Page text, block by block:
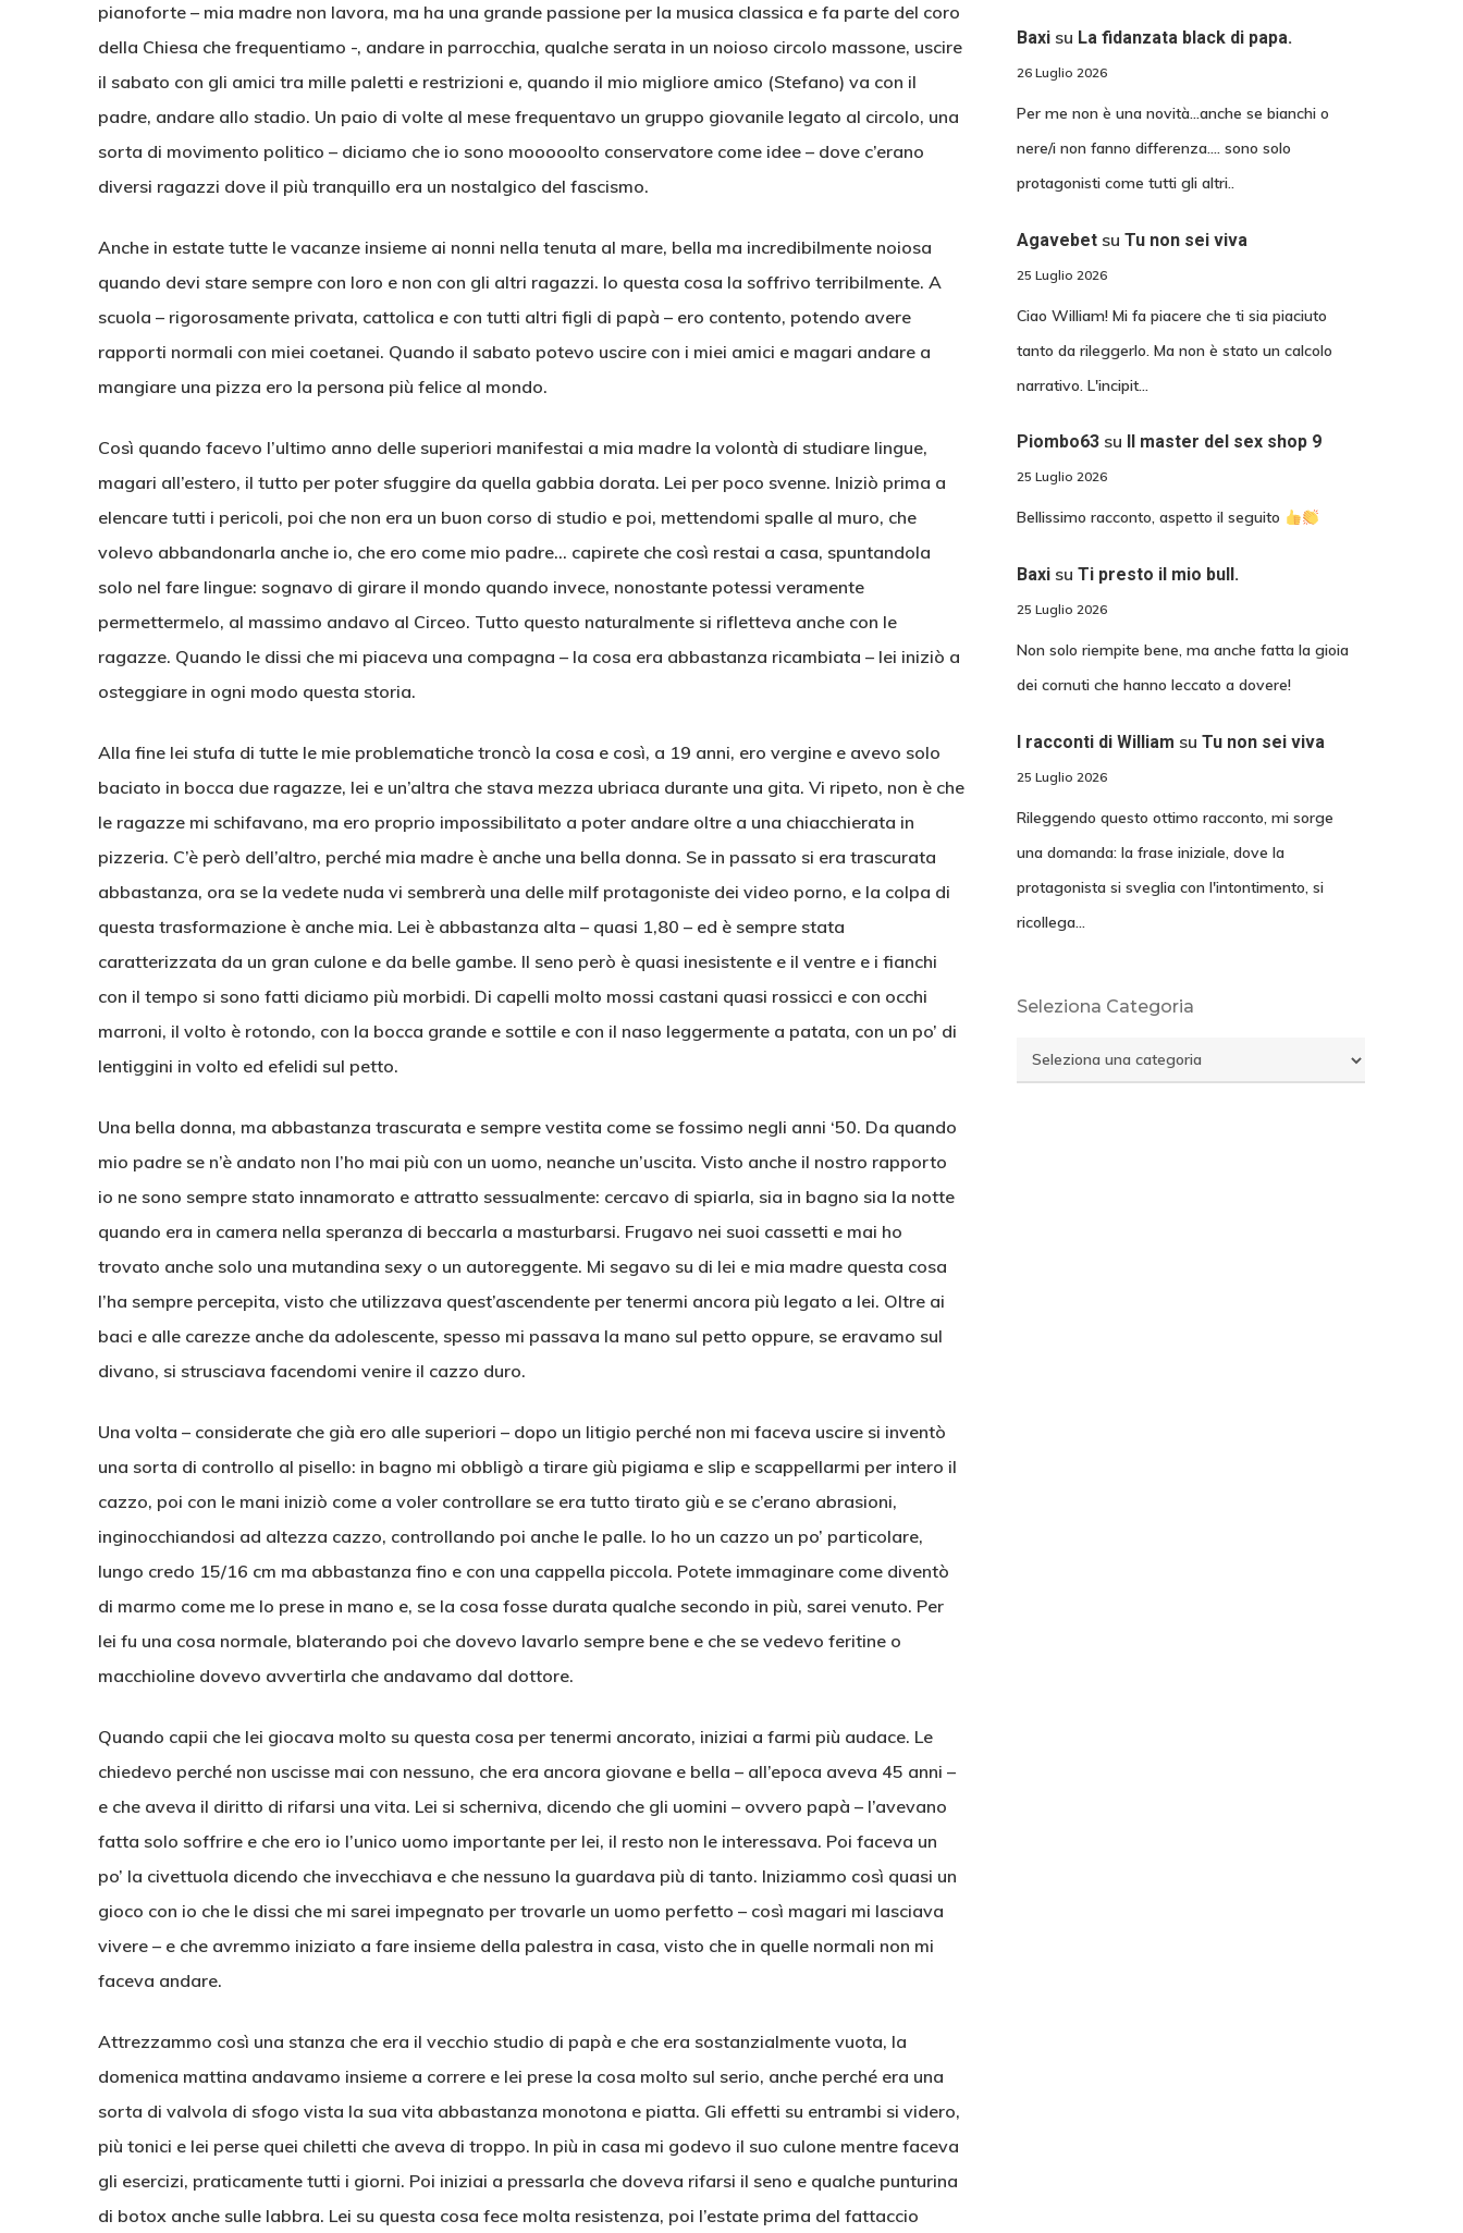
pianoforte – mia madre non lavora, ma ha una grande passione per la musica classica e fa parte del coro
della Chiesa che frequentiamo -, andare in parrocchia, qualche serata in un noioso circolo massone, uscire
il sabato con gli amici tra mille paletti e restrizioni e, quando il mio migliore amico (Stefano) va con il
padre, andare allo stadio. Un paio di volte al mese frequentavo un gruppo giovanile legato al circolo, una
sorta di movimento politico – diciamo che io sono mooooolto conservatore come idee – dove c’erano
diversi ragazzi dove il più tranquillo era un nostalgico del fascismo.
Anche in estate tutte le vacanze insieme ai nonni nella tenuta al mare, bella ma incredibilmente noiosa
quando devi stare sempre con loro e non con gli altri ragazzi. Io questa cosa la soffrivo terribilmente. A
scuola – rigorosamente privata, cattolica e con tutti altri figli di papà – ero contento, potendo avere
rapporti normali con miei coetanei. Quando il sabato potevo uscire con i miei amici e magari andare a
mangiare una pizza ero la persona più felice al mondo.
Così quando facevo l’ultimo anno delle superiori manifestai a mia madre la volontà di studiare lingue,
magari all’estero, il tutto per poter sfuggire da quella gabbia dorata. Lei per poco svenne. Iniziò prima a
elencare tutti i pericoli, poi che non era un buon corso di studio e poi, mettendomi spalle al muro, che
volevo abbandonarla anche io, che ero come mio padre… capirete che così restai a casa, spuntandola
solo nel fare lingue: sognavo di girare il mondo quando invece, nonostante potessi veramente
permettermelo, al massimo andavo al Circeo. Tutto questo naturalmente si rifletteva anche con le
ragazze. Quando le dissi che mi piaceva una compagna – la cosa era abbastanza ricambiata – lei iniziò a
osteggiare in ogni modo questa storia.
Alla fine lei stufa di tutte le mie problematiche troncò la cosa e così, a 19 anni, ero vergine e avevo solo
baciato in bocca due ragazze, lei e un’altra che stava mezza ubriaca durante una gita. Vi ripeto, non è che
le ragazze mi schifavano, ma ero proprio impossibilitato a poter andare oltre a una chiacchierata in
pizzeria. C’è però dell’altro, perché mia madre è anche una bella donna. Se in passato si era trascurata
abbastanza, ora se la vedete nuda vi sembrerà una delle milf protagoniste dei video porno, e la colpa di
questa trasformazione è anche mia. Lei è abbastanza alta – quasi 1,80 – ed è sempre stata
caratterizzata da un gran culone e da belle gambe. Il seno però è quasi inesistente e il ventre e i fianchi
con il tempo si sono fatti diciamo più morbidi. Di capelli molto mossi castani quasi rossicci e con occhi
marroni, il volto è rotondo, con la bocca grande e sottile e con il naso leggermente a patata, con un po’ di
lentiggini in volto ed efelidi sul petto.
Una bella donna, ma abbastanza trascurata e sempre vestita come se fossimo negli anni ‘50. Da quando
mio padre se n’è andato non l’ho mai più con un uomo, neanche un’uscita. Visto anche il nostro rapporto
io ne sono sempre stato innamorato e attratto sessualmente: cercavo di spiarla, sia in bagno sia la notte
quando era in camera nella speranza di beccarla a masturbarsi. Frugavo nei suoi cassetti e mai ho
trovato anche solo una mutandina sexy o un autoreggente. Mi segavo su di lei e mia madre questa cosa
l’ha sempre percepita, visto che utilizzava quest’ascendente per tenermi ancora più legato a lei. Oltre ai
baci e alle carezze anche da adolescente, spesso mi passava la mano sul petto oppure, se eravamo sul
divano, si strusciava facendomi venire il cazzo duro.
Una volta – considerate che già ero alle superiori – dopo un litigio perché non mi faceva uscire si inventò
una sorta di controllo al pisello: in bagno mi obbligò a tirare giù pigiama e slip e scappellarmi per intero il
cazzo, poi con le mani iniziò come a voler controllare se era tutto tirato giù e se c’erano abrasioni,
inginocchiandosi ad altezza cazzo, controllando poi anche le palle. Io ho un cazzo un po’ particolare,
lungo credo 15/16 cm ma abbastanza fino e con una cappella piccola. Potete immaginare come diventò
di marmo come me lo prese in mano e, se la cosa fosse durata qualche secondo in più, sarei venuto. Per
lei fu una cosa normale, blaterando poi che dovevo lavarlo sempre bene e che se vedevo feritine o
macchioline dovevo avvertirla che andavamo dal dottore.
Quando capii che lei giocava molto su questa cosa per tenermi ancorato, iniziai a farmi più audace. Le
chiedevo perché non uscisse mai con nessuno, che era ancora giovane e bella – all’epoca aveva 45 anni –
e che aveva il diritto di rifarsi una vita. Lei si scherniva, dicendo che gli uomini – ovvero papà – l’avevano
fatta solo soffrire e che ero io l’unico uomo importante per lei, il resto non le interessava. Poi faceva un
po’ la civettuola dicendo che invecchiava e che nessuno la guardava più di tanto. Iniziammo così quasi un
gioco con io che le dissi che mi sarei impegnato per trovarle un uomo perfetto – così magari mi lasciava
vivere – e che avremmo iniziato a fare insieme della palestra in casa, visto che in quelle normali non mi
faceva andare.
Attrezzammo così una stanza che era il vecchio studio di papà e che era sostanzialmente vuota, la
domenica mattina andavamo insieme a correre e lei prese la cosa molto sul serio, anche perché era una
sorta di valvola di sfogo vista la sua vita abbastanza monotona e piatta. Gli effetti su entrambi si videro,
più tonici e lei perse quei chiletti che aveva di troppo. In più in casa mi godevo il suo culone mentre faceva
gli esercizi, praticamente tutti i giorni. Poi iniziai a pressarla che doveva rifarsi il seno e qualche punturina
di botox anche sulle labbra. Lei su questa cosa fece molta resistenza, poi l’estate prima del fattaccio
Baxisu La fidanzata black di papa.
26 Luglio 2026
Per me non è una novità...anche se bianchi o
nere/i non fanno differenza.... sono solo
protagonisti come tutti gli altri..
Agavebetsu Tu non sei viva
25 Luglio 2026
Ciao William! Mi fa piacere che ti sia piaciuto
tanto da rileggerlo. Ma non è stato un calcolo
narrativo. L'incipit…
Piombo63su Il master del sex shop 9
25 Luglio 2026
Bellissimo racconto, aspetto il seguito
Baxisu Ti presto il mio bull.
25 Luglio 2026
Non solo riempite bene, ma anche fatta la gioia
dei cornuti che hanno leccato a dovere!
I racconti di William su Tu non sei viva
25 Luglio 2026
Rileggendo questo ottimo racconto, mi sorge
una domanda: la frase iniziale, dove la
protagonista si sveglia con l'intontimento, si
ricollega…
Seleziona Categoria
Seleziona
Categoria